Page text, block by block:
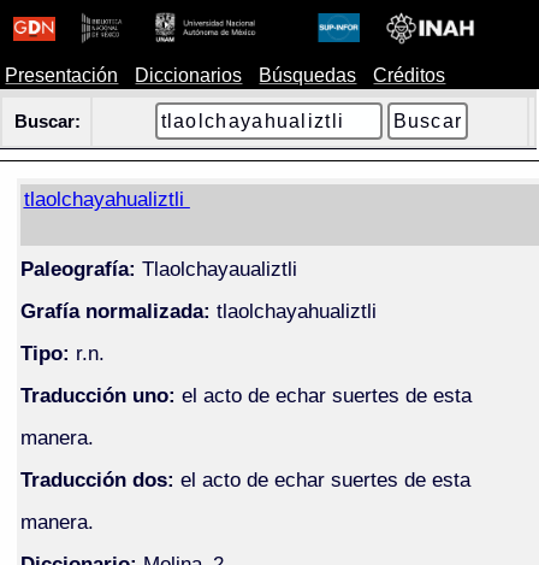
Presentación Diccionarios Búsquedas Créditos
Buscar:
tlaolchayahualiztli
Paleografía: Tlaolchayaualiztli
Grafía normalizada: tlaolchayahualiztli
Tipo: r.n.
Traducción uno: el acto de echar suertes de esta
manera.
Traducción dos: el acto de echar suertes de esta
manera.